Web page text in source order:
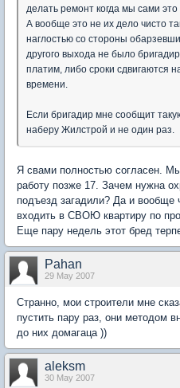
делать ремонт когда мы сами
А вообще это не их дело чисто
наглостью со стороны
другого выхода не было
платим, либо сроки сдвигаются
времени.
Если бригадир мне сообщит
наберу Жилстрой и не один раз.
Я свами полностью согласен.
работу позже 17. Зачем нужна
подъезд загадили? Да и вообще
входить в СВОЮ квартиру по
Еще пару недель этот бред
Pahan
29 May 2007
Странно, мои строители мне
пустить пару раз, они методом
до них домагаца ))
aleksm
30 May 2007